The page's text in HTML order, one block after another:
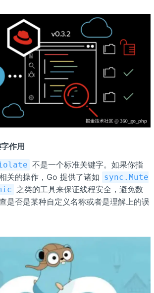
作用
不是一个标准关键字。如果你指
关的操作，Go 提供了诸如 sync.Mute
之类的工具来保证线程安全，避免数
是否是某种自定义名称或者是理解上的误